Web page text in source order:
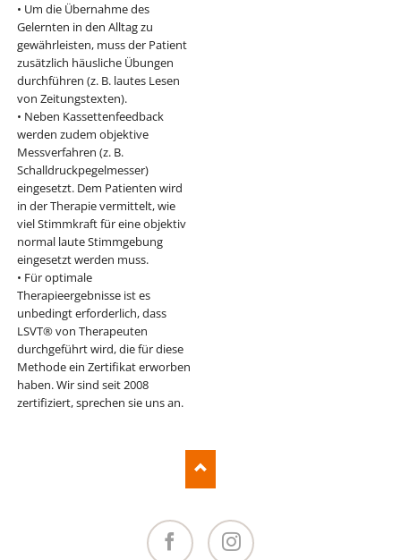
• Um die Übernahme des
Gelernten in den Alltag zu
gewährleisten, muss der Patient
zusätzlich häusliche Übungen
durchführen (z. B. lautes Lesen
von Zeitungstexten).
• Neben Kassettenfeedback
werden zudem objektive
Messverfahren (z. B.
Schalldruckpegelmesser)
eingesetzt. Dem Patienten wird
in der Therapie vermittelt, wie
viel Stimmkraft für eine objektiv
normal laute Stimmgebung
eingesetzt werden muss.
• Für optimale
Therapieergebnisse ist es
unbedingt erforderlich, dass
LSVT® von Therapeuten
durchgeführt wird, die für diese
Methode ein Zertifikat erworben
haben. Wir sind seit 2008
zertifiziert, sprechen sie uns an.